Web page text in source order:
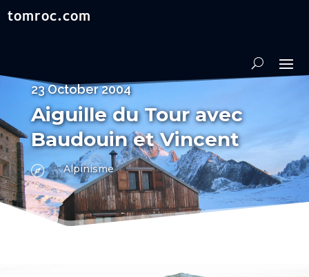
23 October 2004
Aiguille du Tour avec
Baudouin et Vincent
 Alpinisme